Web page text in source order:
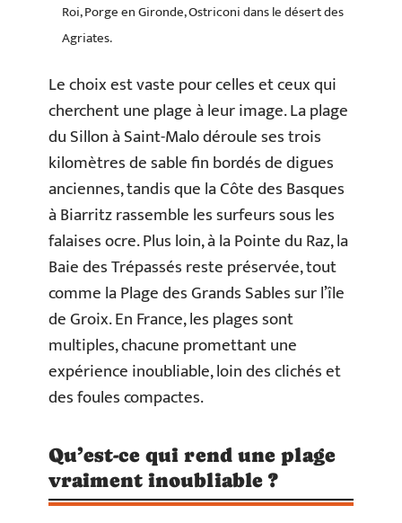
Roi, Porge en Gironde, Ostriconi dans le désert des
Agriates.
Le choix est vaste pour celles et ceux qui
cherchent une plage à leur image. La plage
du Sillon à Saint-Malo déroule ses trois
kilomètres de sable fin bordés de digues
anciennes, tandis que la Côte des Basques
à Biarritz rassemble les surfeurs sous les
falaises ocre. Plus loin, à la Pointe du Raz, la
Baie des Trépassés reste préservée, tout
comme la Plage des Grands Sables sur l’île
de Groix. En France, les plages sont
multiples, chacune promettant une
expérience inoubliable, loin des clichés et
des foules compactes.
Qu’est-ce qui rend une plage
vraiment inoubliable ?